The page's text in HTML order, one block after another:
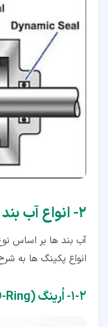
۲‏- انواع آب بند های هیدرولیکی
آب بند ها بر اساس
انواع پکینگ ها به
۲‏-‏۱‏- اُرینگ (O-Ring)